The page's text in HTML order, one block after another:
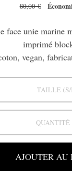
80,00 €
face unie marine
imprimé
vegan,
TAILLE
QUANTITÉ
AJOUTER AU